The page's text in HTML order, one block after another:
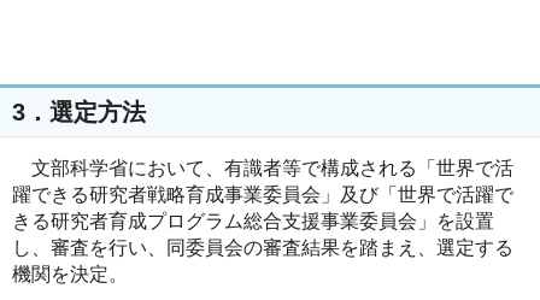
3．選定方法
文部科学省において、有識者等で構成される「世界で活
躍できる研究者戦略育成事業委員会」及び「世界で活躍で
きる研究者育成プログラム総合支援事業委員会」を設置
し、審査を行い、同委員会の審査結果を踏まえ、選定する
機関を決定。